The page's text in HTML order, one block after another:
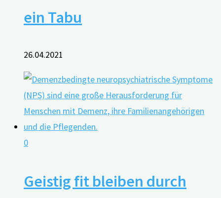
ein Tabu
26.04.2021
0
Geistig fit bleiben durch